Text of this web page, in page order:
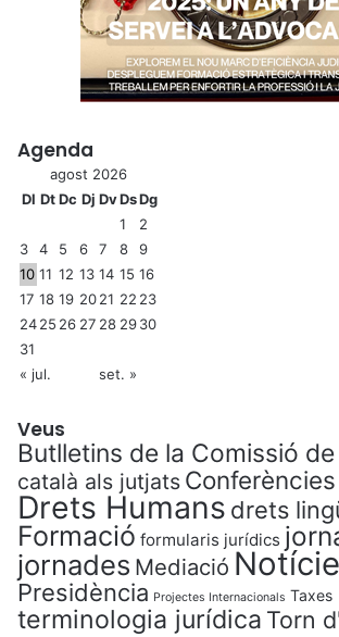
Agenda
agost 2026
Dl DtDc Dj DvDsDg
1
2
3
4 5 6 7 8
9
10 11 12 13 14 15 16
17 18 19 2021 22 23
2425 26 27 28 2930
31
« jul.
set. »
Veus
Butlletins de la Comissió
català als jutjats Conferències
Drets Humans drets
Formació formularis jurídics
jornades Mediació
Presidència Projectes Internacionals Taxes
terminologia jurídica Torn